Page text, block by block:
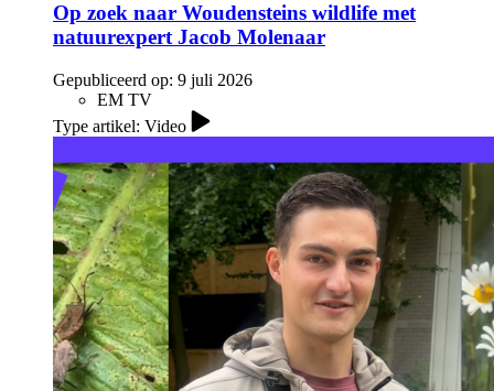
Op zoek naar Woudensteins wildlife met
natuurexpert Jacob Molenaar
Gepubliceerd op: 9 juli 2026
EM TV
Type artikel: Video